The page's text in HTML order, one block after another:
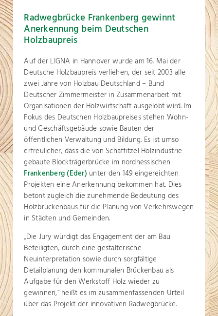
Radwegbrücke Frankenberg gewinnt
Anerkennung beim Deutschen
Holzbaupreis
Auf der LIGNA in Hannover wurde am 16. Mai der
Deutsche Holzbaupreis verliehen, der seit 2003 alle
zwei Jahre von Holzbau Deutschland – Bund
Deutscher Zimmermeister in Zusammenarbeit mit
Organisationen der Holzwirtschaft ausgelobt wird. Im
Fokus des Deutschen Holzbaupreises stehen Wohn-
und Geschäftsgebäude sowie Bauten der
öffentlichen Verwaltung und Bildung. Es ist umso
erfreulicher, dass die von Schaffitzel Holzindustrie
gebaute Blockträgerbrücke im nordhessischen
Frankenberg (Eder) unter den 149 eingereichten
Projekten eine Anerkennung bekommen hat. Dies
betont zugleich die zunehmende Bedeutung des
Holzbrückenbaus für die Planung von Verkehrswegen
in Städten und Gemeinden.
„Die Jury würdigt das Engagement der am Bau
Beteiligten, durch eine gestalterische
Neuinterpretation sowie durch sorgfältige
Detailplanung den kommunalen Brückenbau als
Aufgabe für den Werkstoff Holz wieder zu
gewinnen,“ heißt es im zusammenfassenden Urteil
über das Projekt der innovativen Radwegbrücke.